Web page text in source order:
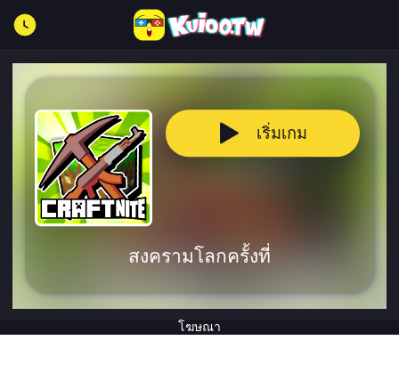
สงครามโลกครั้งที่
เริ่มเกม
โฆษณา